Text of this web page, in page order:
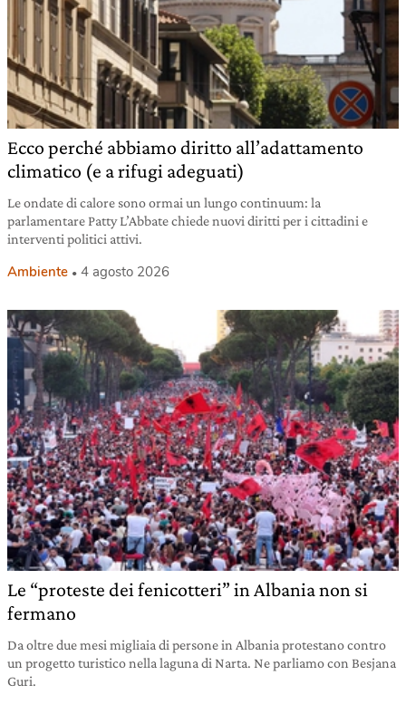
Ecco perché abbiamo diritto all’adattamento
climatico (e a rifugi adeguati)
Le ondate di calore sono ormai un lungo continuum: la
parlamentare Patty L’Abbate chiede nuovi diritti per i cittadini e
interventi politici attivi.
Ambiente 4 agosto 2026
Le “proteste dei fenicotteri” in Albania non si
fermano
Da oltre due mesi migliaia di persone in Albania protestano contro
un progetto turistico nella laguna di Narta. Ne parliamo con Besjana
Guri.